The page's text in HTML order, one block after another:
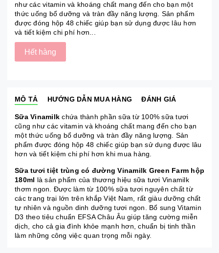
như các vitamin và khoáng chất mang đến cho bạn một
thức uống bổ dưỡng và tràn đầy năng lượng. Sản phẩm
được đóng hộp 48 chiếc giúp bạn sử dụng được lâu hơn
và tiết kiệm chi phí hơn...
Hết hàng
MÔ TẢ HƯỚNG DẪN MUA HÀNG ĐÁNH GIÁ
Sữa Vinamilkchứa thành phần sữa từ 100% sữa tươi
cũng như các vitamin và khoáng chất mang đến cho bạn
một thức uống bổ dưỡng và tràn đầy năng lượng. Sản
phẩm được đóng hộp 48 chiếc giúp bạn sử dụng được lâu
hơn và tiết kiệm chi phí hơn khi mua hàng.
Sữa tươi tiệt trùng có đường Vinamilk Green Farm hộp
180ml là sản phẩm của thương hiệu sữa tươi Vinamilk
thơm ngon. Được làm từ 100% sữa tươi nguyên chất từ ​​
các trang trại lớn trên khắp Việt Nam, rất giàu dưỡng chất
tự nhiên và nguồn dinh dưỡng tươi ngon. Bổ sung Vitamin
D3 theo tiêu chuẩn EFSA Châu Âu giúp tăng cường miễn
dịch, cho cả gia đình khỏe mạnh hơn, chuẩn bị tinh thần
làm những công việc quan trọng mỗi ngày.